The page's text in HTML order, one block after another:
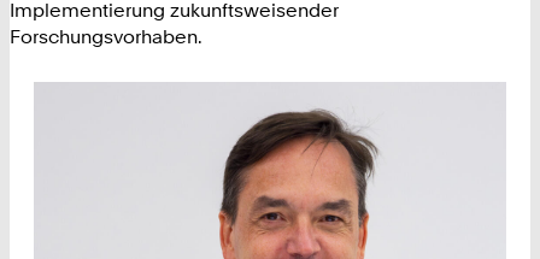
Implementierung zukunftsweisender
Forschungsvorhaben.